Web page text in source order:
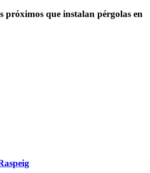
próximos que instalan pérgolas en